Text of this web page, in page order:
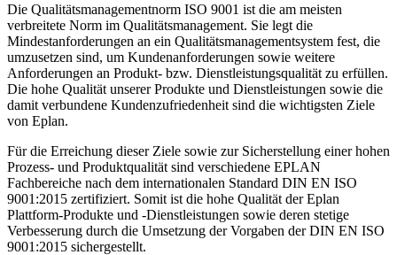
Die Qualitätsmanagementnorm ISO 9001 ist die am meisten
verbreitete Norm im Qualitätsmanagement. Sie legt die
Mindestanforderungen an ein Qualitätsmanagementsystem fest, die
umzusetzen sind, um Kundenanforderungen sowie weitere
Anforderungen an Produkt- bzw. Dienstleistungsqualität zu erfüllen.
Die hohe Qualität unserer Produkte und Dienstleistungen sowie die
damit verbundene Kundenzufriedenheit sind die wichtigsten Ziele
von Eplan.
Für die Erreichung dieser Ziele sowie zur Sicherstellung einer hohen
Prozess- und Produktqualität sind verschiedene EPLAN
Fachbereiche nach dem internationalen Standard DIN EN ISO
9001:2015 zertifiziert. Somit ist die hohe Qualität der Eplan
Plattform-Produkte und -Dienstleistungen sowie deren stetige
Verbesserung durch die Umsetzung der Vorgaben der DIN EN ISO
9001:2015 sichergestellt.